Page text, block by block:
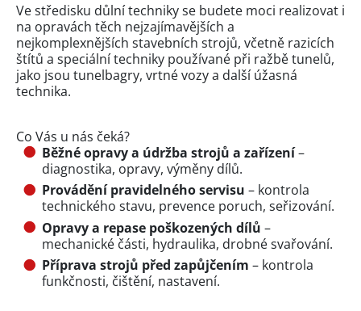
Ve středisku důlní techniky se budete moci realizovat i
na opravách těch nejzajímavějších a
nejkomplexnějších stavebních strojů, včetně razicích
štítů a speciální techniky používané při ražbě tunelů,
jako jsou tunelbagry, vrtné vozy a další úžasná
technika.
Co Vás u nás čeká?
Běžné opravy a údržba strojů a zařízení–
diagnostika, opravy, výměny dílů.
Provádění pravidelného servisu – kontrola
technického stavu, prevence poruch, seřizování.
Opravy a repase poškozených dílů –
mechanické části, hydraulika, drobné svařování.
Příprava strojů před zapůjčením – kontrola
funkčnosti, čištění, nastavení.